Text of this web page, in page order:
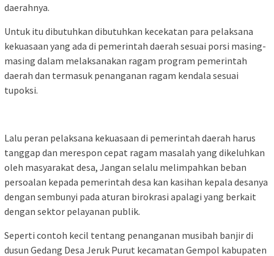
daerahnya.
Untuk itu dibutuhkan dibutuhkan kecekatan para pelaksana
kekuasaan yang ada di pemerintah daerah sesuai porsi masing-
masing dalam melaksanakan ragam program pemerintah
daerah dan termasuk penanganan ragam kendala sesuai
tupoksi.
Lalu peran pelaksana kekuasaan di pemerintah daerah harus
tanggap dan merespon cepat ragam masalah yang dikeluhkan
oleh masyarakat desa, Jangan selalu melimpahkan beban
persoalan kepada pemerintah desa kan kasihan kepala desanya
dengan sembunyi pada aturan birokrasi apalagi yang berkait
dengan sektor pelayanan publik.
Seperti contoh kecil tentang penanganan musibah banjir di
dusun Gedang Desa Jeruk Purut kecamatan Gempol kabupaten